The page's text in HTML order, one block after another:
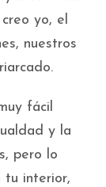
yo, el
nuestros
fácil
y la
pero lo
tu interior,